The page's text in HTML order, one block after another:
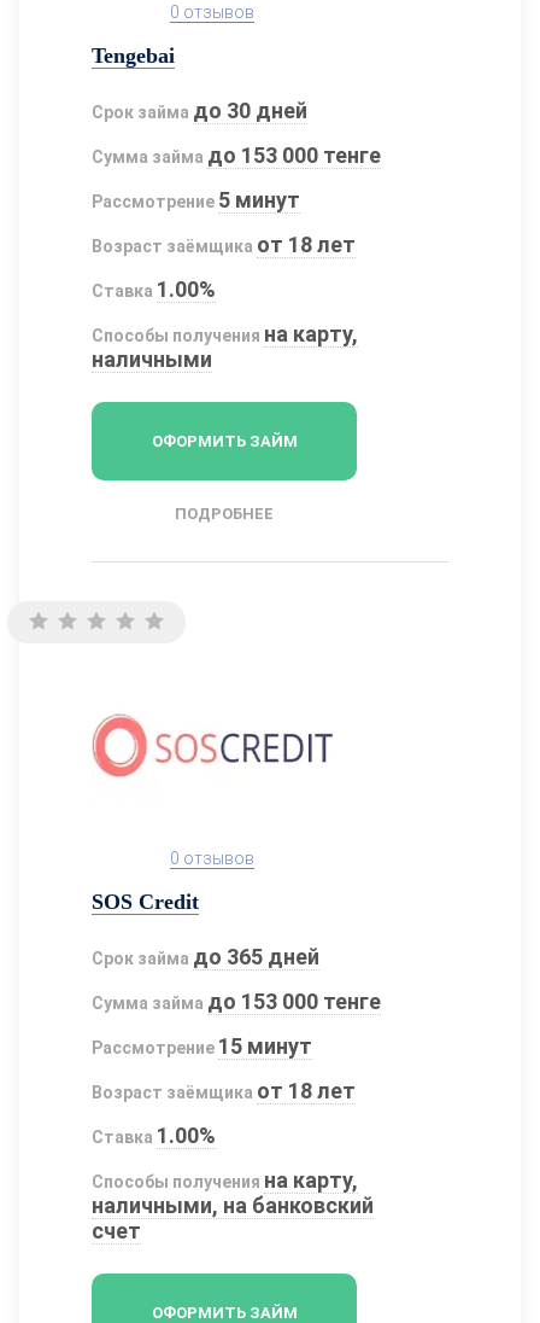
0 отзывов
Tengebai
Срок займа до 30 дней
Сумма займа до 153 000 тенге
Рассмотрение 5 минут
Возраст заёмщика от 18 лет
Ставка 1.00%
Способы получения на карту,
наличными
ОФОРМИТЬ ЗАЙМ
ПОДРОБНЕЕ
0 отзывов
SOS Credit
Срок займа до 365 дней
Сумма займа до 153 000 тенге
Рассмотрение 15 минут
Возраст заёмщика от 18 лет
Ставка 1.00%
Способы получения на карту,
наличными, на банковский
счет
ОФОРМИТЬ ЗАЙМ